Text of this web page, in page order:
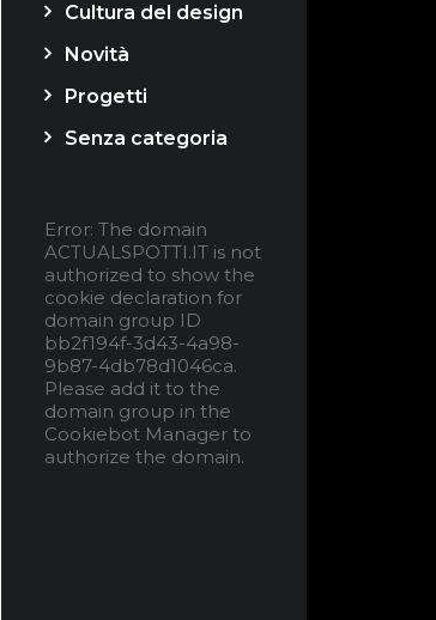
Cultura del design
Novità
Progetti
Senza categoria
Error: The domain
ACTUALSPOTTI.IT is not
authorized to show the
cookie declaration for
domain group ID
bb2f194f-3d43-4a98-
9b87-4db78d1046ca.
Please add it to the
domain group in the
Cookiebot Manager to
authorize the domain.